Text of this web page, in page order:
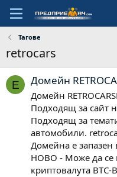
Тагове
retrocars
E Домейн
Домейн
Подходящ за сайт
Подходящ за
автомобили.
Домейна е запазен
НОВО - Може да се
криптовалута BTC-